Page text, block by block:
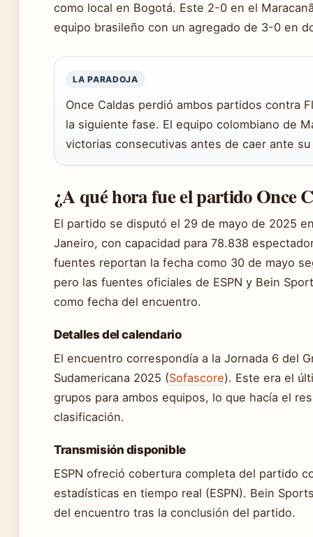
como local en Bogotá. Este 2-0 en el
equipo brasileño con un agregado de 3-0 en
LA PARADOJA
Once Caldas perdió ambos partidos contra
la siguiente fase. El equipo colombiano de
victorias consecutivas antes de caer ante
¿A qué hora fue el partido Once
El partido se disputó el 29 de mayo de 2025
Janeiro, con capacidad para 78.838
fuentes reportan la fecha como 30 de mayo
pero las fuentes oficiales de ESPN y Bein
como fecha del encuentro.
Detalles del calendario
El encuentro correspondía a la Jornada 6 del
Sudamericana 2025 (Sofascore). Este era el
grupos para ambos equipos, lo que hacía el
clasificación.
Transmisión disponible
ESPN ofreció cobertura completa del partido
estadísticas en tiempo real (ESPN). Bein
del encuentro tras la conclusión del partido.